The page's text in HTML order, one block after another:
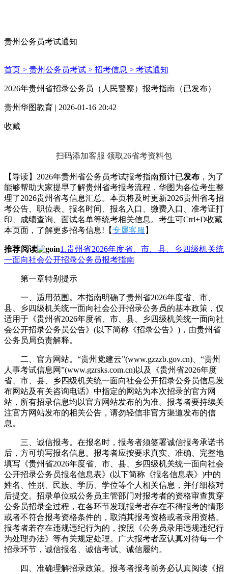
贵州公务员考试通知
首页 > 贵州公务员考试 > 招考信息 > 考试通知
2026年贵州省招录公务员（人民警察）报考指南（已发布）
贵州华图教育 | 2026-01-16 20:42
收藏
扫码添加客服 领取26省考资料包
【导读】2026年贵州省公务员考试报考指南预计已发布 ，为了
能够帮助大家提早了解贵州省考报考流程，华图为各位考生整
理了2026贵州省考信息汇总。本页将及时更新2026贵州省考招
考公告、职位表、报名时间、报名入口、缴费入口、准考证打
印、成绩查询、面试名单等统考相关信息。考生可Ctrl+D收藏
本页面，了解更多招考信息!【专属客服 】
推荐阅读
1.贵州省2026年度省、市、县、乡四级机关统
一面向社会公开招录公务员报考指南
第一章特别提示
一、适用范围。本指南明确了贵州省2026年度省、市、
县、乡四级机关统一面向社会公开招录公务员的基本政策，仅
适用于《贵州省2026年度省、市、县、乡四级机关统一面向社
会公开招录公务员公告》(以下简称《招录公告》)，由贵州省
公务员局负责解释。
二、官方网站。“贵州党建云”(www.gzzzb.gov.cn)、“贵州
人事考试信息网”(www.gzrsks.com.cn)以及《贵州省2026年度
省、市、县、乡四级机关统一面向社会公开招录公务员信息发
布网站及有关咨询电话》中指定的网站为本次招录的官方网
站，所有招录信息均以官方网站发布的为准。报考者要持续关
注官方网站发布的相关公告，请勿轻信非官方渠道发布的信
息。
三、诚信报考。在报名时，报考者须签署诚信报考承诺书
后，方可填写报名信息。报考者应按要求真实、准确、完整地
填写《贵州省2026年度省、市、县、乡四级机关统一面向社会
公开招录公务员报名信息表》(以下简称《报名信息表》)中的
姓名、性别、民族、学历、学位等个人相关信息，并仔细核对
后提交。招录单位或公务员主管部门对报考者的资格审查贯穿
公务员招录全过程，在各环节发现报考者存在不得报考的情形
或者不符合报考资格条件的，取消其报考资格或者录用资格。
报考者若存在违规违纪行为的，按照《公务员录用违规违纪行
为处理办法》等有关规定处理。广大报考者应认真对待每一个
招录环节，诚信报名、诚信考试、诚信履约。
四、准确理解招录政策。报考者报考前务必认真阅读《招